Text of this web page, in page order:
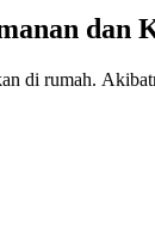
dan
di rumah.